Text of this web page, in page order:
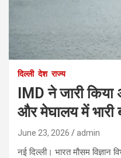
दिल्ली देश राज्य
IMD ने जारी किया
और मेघालय में भारी
June 23, 2026 admin
नई दिल्ली। भारत मौसम विज्ञान